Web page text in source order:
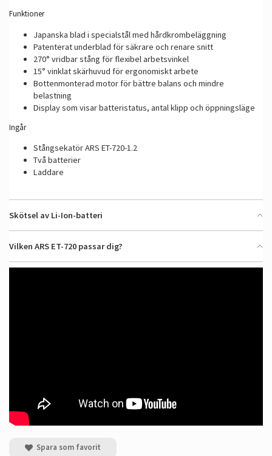
Skötsel av Li-Ion-batteri
Vilken ARS ET-720 passar dig?
Funktioner
Japanska blad i specialstål med hårdkrombeläggning
Patenterat underblad för säkrare och renare snitt
270° vridbar stång för flexibel arbetsvinkel
15° vinklat skärhuvud för ergonomiskt arbete
Bottenmonterad motor för bättre balans och mindre
belastning
Display som visar batteristatus, antal klipp och öppningsläge
Ingår
Stångsekatör ARS ET-720-1.2
Två batterier
Laddare
Spara som favorit